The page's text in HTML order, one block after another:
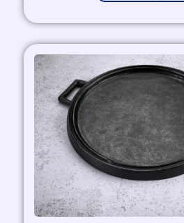
السعر
الأصلي
هو:
2.000,00 EGP.
السعر
الحالي
هو:
1.700,00 EGP.